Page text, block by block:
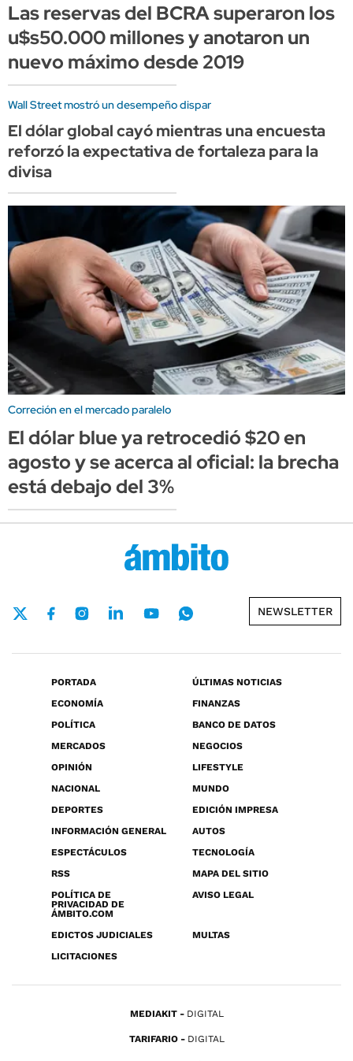
Las reservas del BCRA superaron los
u$s50.000 millones y anotaron un
nuevo máximo desde 2019
Wall Street mostró un desempeño dispar
El dólar global cayó mientras una encuesta
reforzó la expectativa de fortaleza para la
divisa
Correción en el mercado paralelo
El dólar blue ya retrocedió $20 en
agosto y se acerca al oficial: la brecha
está debajo del 3%
NEWSLETTER
PORTADA
ÚLTIMAS NOTICIAS
ECONOMÍA
FINANZAS
POLÍTICA
BANCO DE DATOS
MERCADOS
NEGOCIOS
OPINIÓN
LIFESTYLE
NACIONAL
MUNDO
DEPORTES
EDICIÓN IMPRESA
INFORMACIÓN GENERAL
AUTOS
ESPECTÁCULOS
TECNOLOGÍA
RSS
MAPA DEL SITIO
POLÍTICA DE
PRIVACIDAD DE
ÁMBITO.COM
AVISO LEGAL
EDICTOS JUDICIALES
MULTAS
LICITACIONES
MEDIAKIT DIGITAL
TARIFARIO DIGITAL